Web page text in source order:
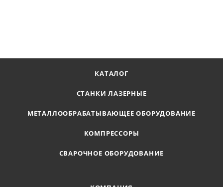
КАТАЛОГ
СТАНКИ ЛАЗЕРНЫЕ
МЕТАЛЛООБРАБАТЫВАЮЩЕЕ ОБОРУДОВАНИЕ
КОМПРЕССОРЫ
СВАРОЧНОЕ ОБОРУДОВАНИЕ